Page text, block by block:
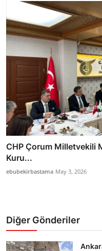
CHP Çorum Milletvekili
Kuru...
ebubekirbastama May 3, 2026
Diğer Gönderiler